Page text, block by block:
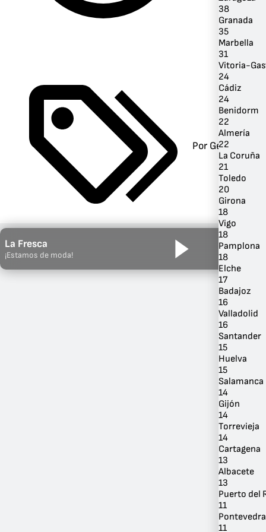
Por Género
Ubicación
La Fresca
¡Estamos de moda!
38
Granada
35
Marbella
31
Vitoria-
24
Cádiz
24
Benidorm
22
Almería
22
La Coruña
21
Toledo
20
Girona
18
Vigo
18
Pamplona
18
Elche
17
Badajoz
16
Valladolid
16
Santander
15
Huelva
15
Salamanca
14
Gijón
14
Torrevieja
14
Cartagena
13
Albacete
13
Puerto del
11
Pontevedra
11